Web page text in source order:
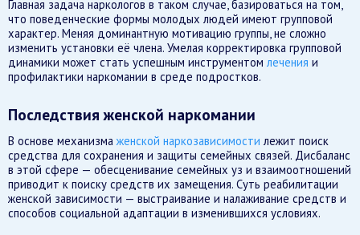
Главная задача наркологов в таком случае, базироваться на том,
что поведенческие формы молодых людей имеют групповой
характер. Меняя доминантную мотивацию группы, не сложно
изменить установки её члена. Умелая корректировка групповой
динамики может стать успешным инструментом лечения и
профилактики наркомании в среде подростков.
Последствия женской наркомании
В основе механизмаженской наркозависимости лежит поиск
средства для сохранения и защиты семейных связей. Дисбаланс
в этой сфере — обесценивание семейных уз и взаимоотношений
приводит к поиску средств их замещения. Суть реабилитации
женской зависимости — выстраивание и налаживание средств и
способов социальной адаптации в изменившихся условиях.